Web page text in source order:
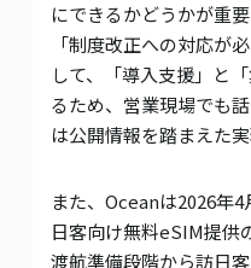
にできるかどうかが重
「制度改正への対応が
して、「導入支援」と
るため、営業現場でも
は公開情報を踏まえた
また、Oceanは2026年
日客向け無料eSIM提供
渡航準備段階から訪日